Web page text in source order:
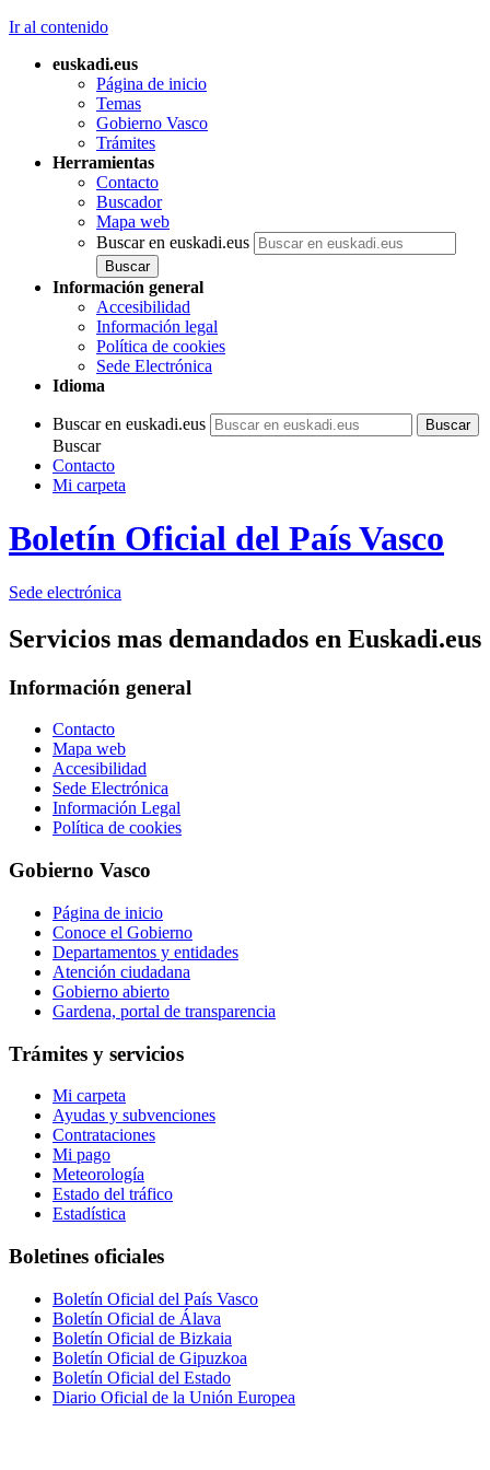
Ir al contenido
euskadi.eus
Página de inicio
Temas
Gobierno Vasco
Trámites
Herramientas
Contacto
Buscador
Mapa web
Buscar en euskadi.eus
Información general
Accesibilidad
Información legal
Política de cookies
Sede Electrónica
Idioma
Buscar en euskadi.eus
Buscar
Contacto
Mi carpeta
Boletín Oficial del País Vasco
Sede electrónica
Servicios mas demandados en Euskadi.eus
Información general
Contacto
Mapa web
Accesibilidad
Sede Electrónica
Información Legal
Política de cookies
Gobierno Vasco
Página de inicio
Conoce el Gobierno
Departamentos y entidades
Atención ciudadana
Gobierno abierto
Gardena, portal de transparencia
Trámites y servicios
Mi carpeta
Ayudas y subvenciones
Contrataciones
Mi pago
Meteorología
Estado del tráfico
Estadística
Boletines oficiales
Boletín Oficial del País Vasco
Boletín Oficial de Álava
Boletín Oficial de Bizkaia
Boletín Oficial de Gipuzkoa
Boletín Oficial del Estado
Diario Oficial de la Unión Europea